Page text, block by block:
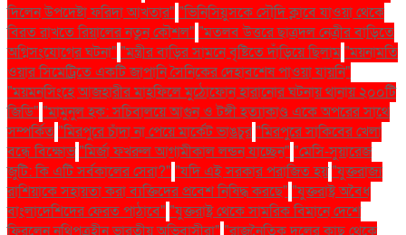
দিলেন উপদেষ্টা ফরিদা আখতার" "ভিনিসিয়ুসকে সৌদি ক্লাবে যাওয়া থেকে
বিরত রাখতে রিয়ালের নতুন কৌশল" "মতলব উত্তরে ছাত্রদল নেত্রীর বাড়িতে
অগ্নিসংযোগের ঘটনা" "মন্ত্রীর বাড়ির সামনে বৃষ্টিতে দাঁড়িয়ে ছিলাম"ময়নামতি
ওয়ার সিমেট্রিতে একটি জাপানি সৈনিকের দেহাবশেষ পাওয়া যায়নি"
"ময়মনসিংহে আজহারীর মাহফিলে মুঠোফোন হারানোর ঘটনায় থানায় ২০০টি
জিডি" "মামুনুল হক: সচিবালয়ে আগুন ও টঙ্গী হত্যাকাণ্ড একে অপরের সাথে
সম্পর্কিত"মিরপুরে চাঁদা না পেয়ে মার্কেট ভাঙচুর"মিরপুরে সাকিবের খেলা
বন্ধে বিক্ষোভ"মির্জা ফখরুল আগামীকাল লন্ডন যাচ্ছেন" "মেসি-সুয়ারেজ
জুটি: কি এটি সর্বকালের সেরা?" "যদি এই সরকার পরাজিত হয়"যুক্তরাজ্য
রাশিয়াকে সহায়তা করা ব্যক্তিদের প্রবেশ নিষিদ্ধ করছে" "যুক্তরাষ্ট্র অবৈধ
বাংলাদেশিদের ফেরত পাঠাবে" "যুক্তরাষ্ট্র থেকে সামরিক বিমানে দেশে